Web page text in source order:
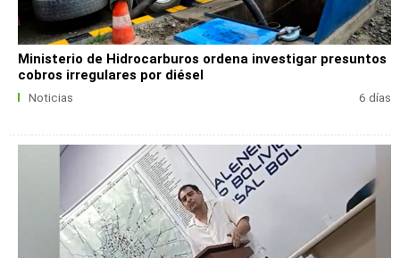
Ministerio de Hidrocarburos ordena investigar presuntos
cobros irregulares por diésel
Noticias 6 días